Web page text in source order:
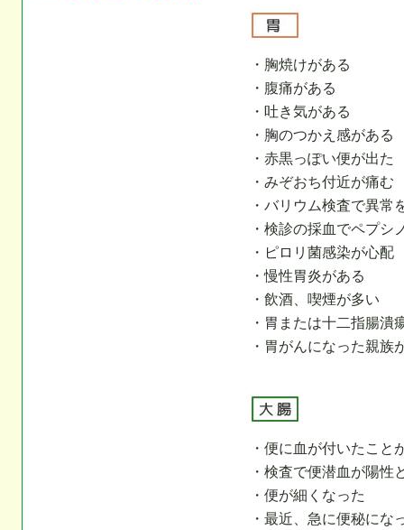
・胸焼けがある
・腹痛がある
・吐き気がある
・胸のつかえ感がある
・赤黒っぽい便が出た
・みぞおち付近が痛む
・バリウム検査で異常
・検診の採血でペプシ
・ピロリ菌感染が心配
・慢性胃炎がある
・飲酒、喫煙が多い
・胃または十二指腸潰
・胃がんになった親族
・便に血が付いたこと
・検査で便潜血が陽性
・便が細くなった
・最近、急に便秘にな